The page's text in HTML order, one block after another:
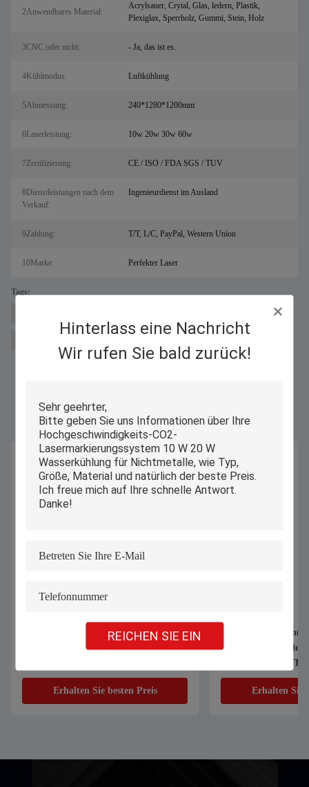
Hinterlass eine Nachricht
Wir rufen Sie bald zurück!
REICHEN SIE EIN
2Anwendbares Material:
Acrylsauer, Crytal, Glas, ledern, Plastik,
Plexiglax, Sperrholz, Gummi, Stein, Holz
3CNC oder nicht: - Ja, das ist es.
4Kühlmodus: Luftkühlung
5Abmessung: 240*1280*1200mm
6Laserleistung: 10w 20w 30w 60w
7Zertifizierung: CE / ISO / FDA SGS / TUV
8Dienstleistungen nach dem
Verkauf:
Ingenieurdienst im Ausland
9Zahlung: T/T, L/C, PayPal, Western Union
10Marke: Perfekter Laser
Tags:
Faserlaserschneider
Ähnliche Produkte
1070nm 1000W 1500W Handheld
Laser Schweißmaschine zum
Aluminiumlegierung galvanisierten
Erhalten Sie besten Preis
Automatischer
Industrie-Schneider
Unterwäsche BH-
Stoff Textil
Schneidmaschine
Erhalten Sie